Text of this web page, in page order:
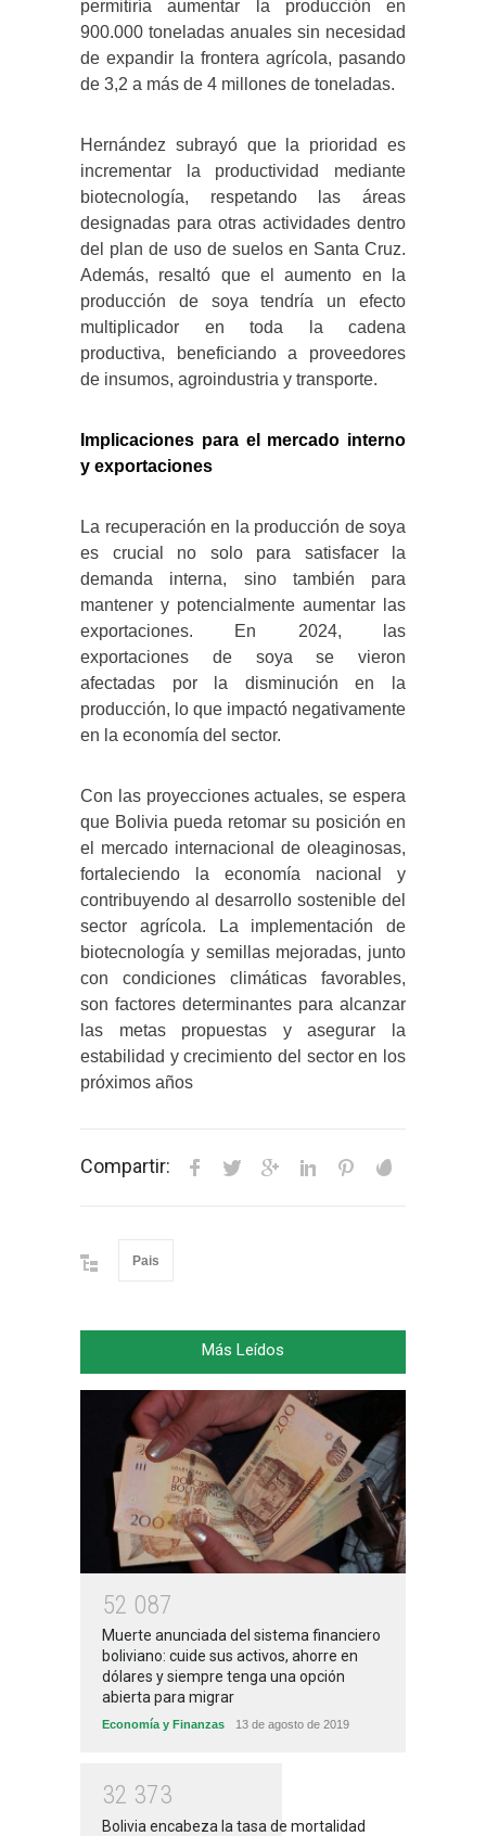
permitiría aumentar la producción en
900.000 toneladas anuales sin necesidad
de expandir la frontera agrícola, pasando
de 3,2 a más de 4 millones de toneladas.
Hernández subrayó que la prioridad es
incrementar la productividad mediante
biotecnología, respetando las áreas
designadas para otras actividades dentro
del plan de uso de suelos en Santa Cruz.
Además, resaltó que el aumento en la
producción de soya tendría un efecto
multiplicador en toda la cadena
productiva, beneficiando a proveedores
de insumos, agroindustria y transporte.
Implicaciones para el mercado interno
y exportaciones
La recuperación en la producción de soya
es crucial no solo para satisfacer la
demanda interna, sino también para
mantener y potencialmente aumentar las
exportaciones.
En 2024, las
exportaciones de soya se vieron
afectadas por la disminución en la
producción, lo que impactó negativamente
en la economía del sector.
Con las proyecciones actuales, se espera
que Bolivia pueda retomar su posición en
el mercado internacional de oleaginosas,
fortaleciendo la economía nacional y
contribuyendo al desarrollo sostenible del
sector agrícola.
La implementación de
biotecnología y semillas mejoradas, junto
con condiciones climáticas favorables,
son factores determinantes para alcanzar
las metas propuestas y asegurar la
estabilidad y crecimiento del sector en los
próximos años
Compartir:
Pais
Más Leídos
52 087
Muerte anunciada del sistema financiero
boliviano: cuide sus activos, ahorre en
dólares y siempre tenga una opción
abierta para migrar
Economía y Finanzas 13 de agosto de 2019
32 373
Bolivia encabeza la tasa de mortalidad